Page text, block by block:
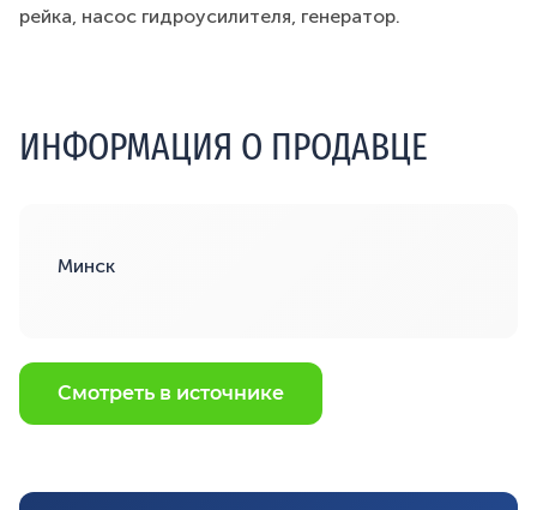
рейка, насос гидроусилителя, генератор.
ИНФОРМАЦИЯ О ПРОДАВЦЕ
Минск
Смотреть в источнике